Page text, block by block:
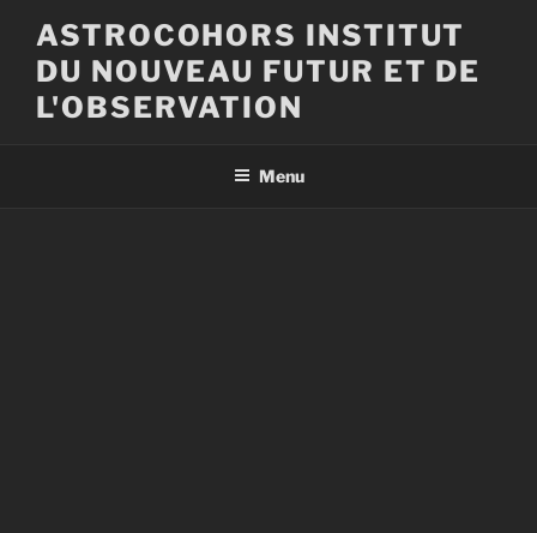
contenu
principal
ASTROCOHORS INSTITUT
DU NOUVEAU FUTUR ET DE
L'OBSERVATION
Menu